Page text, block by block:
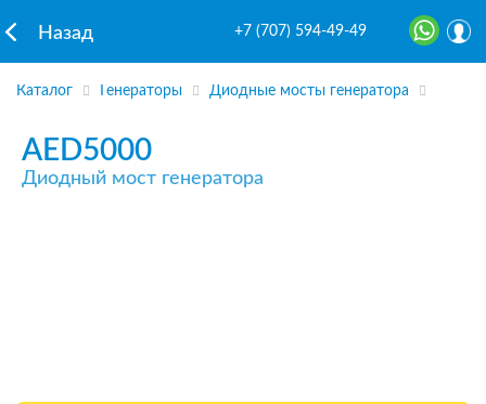
Назад +7 (707) 594-49-49
Каталог Генераторы Диодные мосты генератора
AED5000
Диодный мост генератора